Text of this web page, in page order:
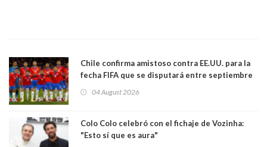
Chile confirma amistoso contra EE.UU. para la
fecha FIFA que se disputará entre septiembre
y octubre
04 August 2026
Colo Colo celebró con el fichaje de Vozinha:
"Esto sí que es aura"